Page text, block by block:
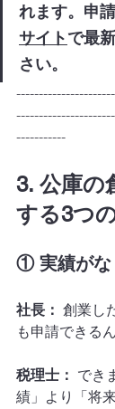
れます。申
サイトで最
さい。
-----------
3. 公庫の
する3つ
① 実績がな
社長： 創業し
も申請できる
税理士： でき
績」より「将